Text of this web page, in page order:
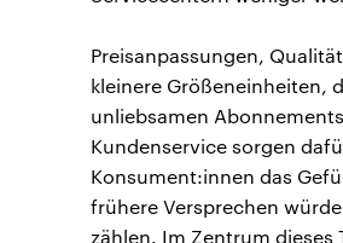
Preisanpassungen,
kleinere Größeneinheiten,
unliebsamen
Kundenservice sorgen
Konsument:innen das
frühere Versprechen
zählen. Im Zentrum dieses